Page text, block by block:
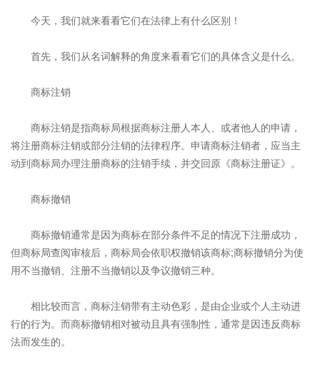
今天，我们就来看看它们在法律上有什么区别！
首先，我们从名词解释的角度来看看它们的具体含义是什么。
商标注销
商标注销是指商标局根据商标注册人本人、或者他人的申请，
将注册商标注销或部分注销的法律程序。申请商标注销者，应当主
动到商标局办理注册商标的注销手续，并交回原《商标注册证》。
商标撤销
商标撤销通常是因为商标在部分条件不足的情况下注册成功，
但商标局查阅审核后，商标局会依职权撤销该商标;商标撤销分为使
用不当撤销、注册不当撤销以及争议撤销三种。
相比较而言，商标注销带有主动色彩，是由企业或个人主动进
行的行为。而商标撤销相对被动且具有强制性，通常是因违反商标
法而发生的。